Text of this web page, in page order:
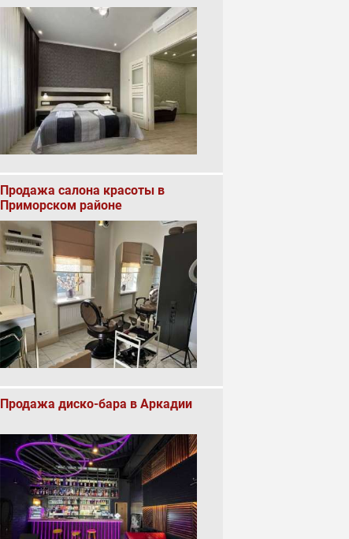
Продажа салона красоты в
Приморском районе
Продажа диско-бара в Аркадии